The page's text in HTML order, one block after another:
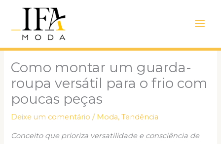
conteúdo
Menu
Como montar um guarda-
roupa versátil para o frio com
poucas peças
Deixe um comentário / Moda,Tendência
Conceito que prioriza versatilidade e consciência de